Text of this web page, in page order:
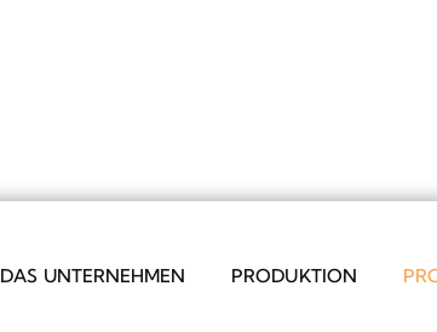
DAS UNTERNEHMEN PRODUKTION